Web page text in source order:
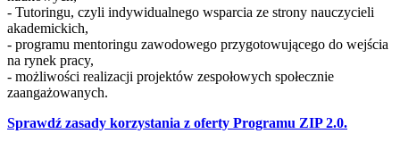
- Tutoringu, czyli indywidualnego wsparcia ze strony nauczycieli
akademickich,
- programu mentoringu zawodowego przygotowującego do wejścia
na rynek pracy,
- możliwości realizacji projektów zespołowych społecznie
zaangażowanych.
Sprawdź zasady korzystania z oferty Programu ZIP 2.0.